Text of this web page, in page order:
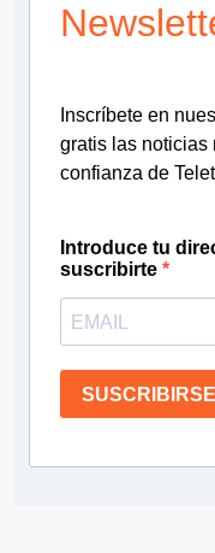
Inscríbete en
gratis las noticias
confianza de
Introduce tu
suscribirte
SUSCRIBIRSE